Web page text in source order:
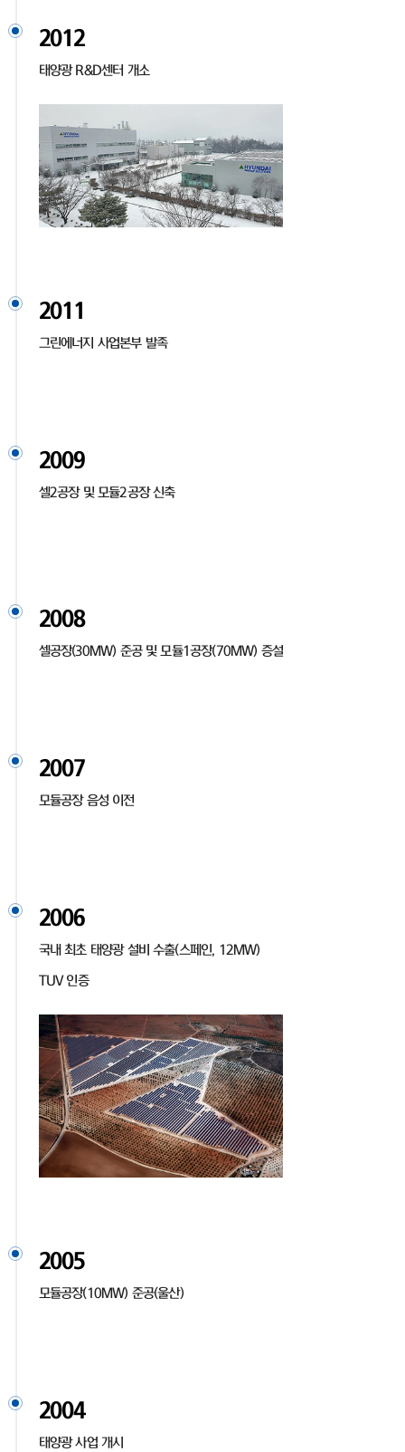
2012
태양광 R&D센터 개소
2011
그린에너지 사업본부 발족
2009
셀2공장 및 모듈2공장 신축
2008
셀공장(30MW) 준공 및 모듈1공장(70MW) 증설
2007
모듈공장 음성 이전
2006
국내 최초 태양광 설비 수출(스페인, 12MW)
TUV 인증
2005
모듈공장(10MW) 준공(울산)
2004
태양광 사업 개시